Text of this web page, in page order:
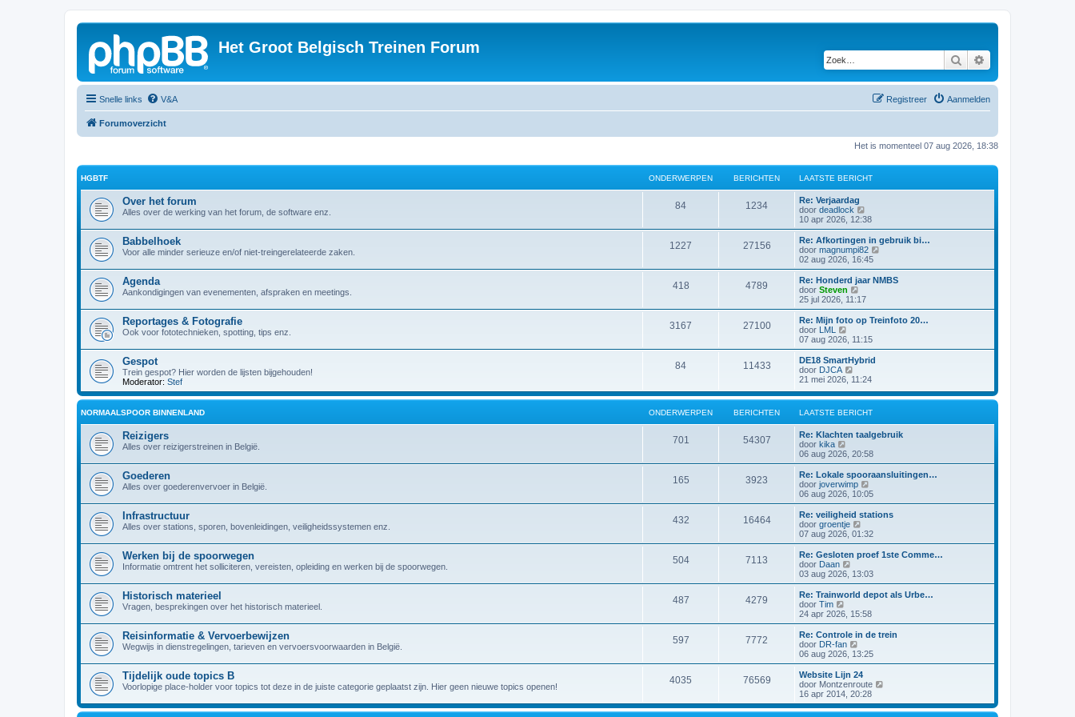
Het Groot Belgisch Treinen Forum
Zoek
Snelle links V&A Aanmelden
Registreer
Forumoverzicht
Het is momenteel 07 aug 2026, 18:38
HGBTF ONDERWERPEN BERICHTEN LAATSTE BERICHT
Over het forum
Alles over de werking van het forum, de software enz.
84 1234
Re: Verjaardag
door deadlock
e
k
j
k
a
t
e
e
r
i
h
t
10 apr 2026, 12:38
Babbelhoek
Voor alle minder serieuze en/of niet-treingerelateerde zaken.
1227 27156
Re: Afkortingen in gebruik bi…
door magnumpi82
k
i
a
a
r
i
t
02 aug 2026, 16:45
Agenda
Aankondigingen van evenementen, afspraken en meetings.
418 4789
Re: Honderd jaar NMBS
door Steven
e
k
i
k
a
a
s
t
e
b
e
r
c
h
t
25 jul 2026, 11:17
Reportages & Fotografie
Ook voor fototechnieken, spotting, tips enz.
3167 27100
Re: Mijn foto op Treinfoto 20…
door LML
k
i
j
k
l
a
t
s
t
b
e
r
i
h
t
07 aug 2026, 11:15
Gespot
Trein gespot? Hier worden de lijsten bijgehouden!
Moderator: Stef
84 11433
DE18 SmartHybrid
door DJCA
e
i
k
l
a
t
s
t
e
b
e
r
i
c
h
21 mei 2026, 11:24
NORMAALSPOOR BINNENLAND ONDERWERPEN BERICHTEN LAATSTE BERICHT
Reizigers
Alles over reizigerstreinen in België.
701 54307
Re: Klachten taalgebruik
door kika
e
k
i
j
k
l
a
a
t
s
e
b
e
r
i
h
t
06 aug 2026, 20:58
Goederen
Alles over goederenvervoer in België.
165 3923
Re: Lokale spooraansluitingen…
door joverwimp
e
k
i
k
a
t
s
e
e
r
i
h
t
06 aug 2026, 10:05
Infrastructuur
Alles over stations, sporen, bovenleidingen, veiligheidssystemen enz.
432 16464
Re: veiligheid stations
door groentje
e
k
i
k
a
a
t
s
e
e
r
i
c
h
t
07 aug 2026, 01:32
Werken bij de spoorwegen
Informatie omtrent het solliciteren, vereisten, opleiding en werken bij de spoorwegen.
504 7113
Re: Gesloten proef 1ste Comme…
door Daan
e
k
i
k
a
a
t
s
e
b
e
r
03 aug 2026, 13:03
Historisch materieel
Vragen, besprekingen over het historisch materieel.
487 4279
Re: Trainworld depot als Urbe…
door Tim
e
k
i
j
k
a
a
t
s
t
24 apr 2026, 15:58
Reisinformatie & Vervoerbewijzen
Wegwijs in dienstregelingen, tarieven en vervoersvoorwaarden in België.
597 7772
Re: Controle in de trein
door DR-fan
e
k
i
j
k
a
06 aug 2026, 13:25
Tijdelijk oude topics B
Voorlopige place-holder voor topics tot deze in de juiste categorie geplaatst zijn. Hier geen nieuwe topics openen!
4035 76569
Website Lijn 24
door Montzenroute
k
i
16 apr 2014, 20:28